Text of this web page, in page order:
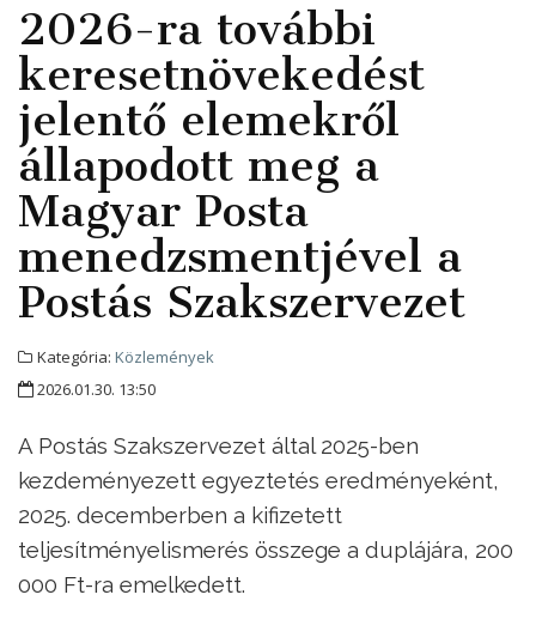
2026-ra további
keresetnövekedést
jelentő elemekről
állapodott meg a
Magyar Posta
menedzsmentjével a
Postás Szakszervezet
Kategória: Közlemények
2026.01.30. 13:50
A Postás Szakszervezet által 2025-ben
kezdeményezett egyeztetés eredményeként,
2025. decemberben a kifizetett
teljesítményelismerés összege a duplájára, 200
000 Ft-ra emelkedett.